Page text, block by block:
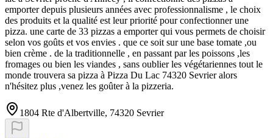
emporter depuis plusieurs années avec professionnalisme , le choix
des produits et la qualité est leur priorité pour confectionner une
pizza. une carte de 33 pizzas a emporter qui vous permets de choisir
selon vos goûts et vos envies . que ce soit sur une base tomate ,ou
bien crème . de la traditionnelle , en passant par les poissons ,les
fromages ou bien les viandes , sans oublier les végétariennes tout le
monde trouvera sa pizza à Pizza Du Lac 74320 Sevrier alors
n'hésitez plus ,venez les goûter à la pizzeria.
1804 Rte d'Albertville, 74320 Sevrier